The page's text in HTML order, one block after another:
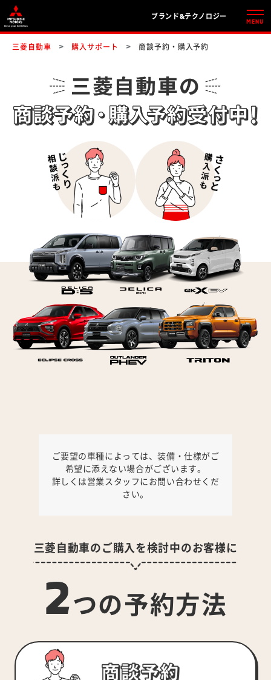
ブランド&テクノロジー
三菱自動車 購入サポート 商談予約・購入予約
ご要望の車種によっては、装備・仕様がご
希望に添えない場合がございます。
詳しくは営業スタッフにお問い合わせくだ
さい。
三菱自動車のご購入を検討中のお客様に
2つの予約方法